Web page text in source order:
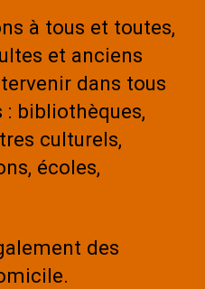
à tous et toutes,
et anciens
dans tous
bibliothèques,
culturels,
écoles,
des